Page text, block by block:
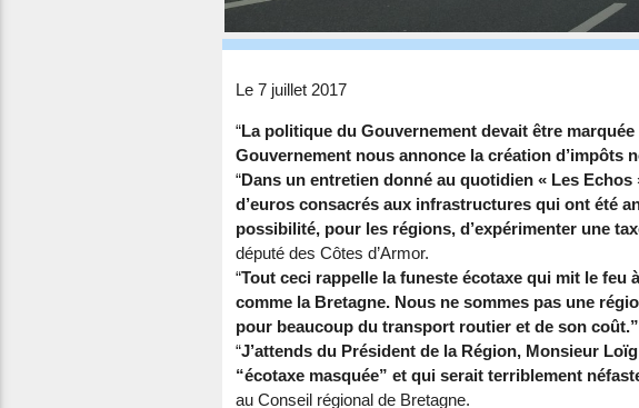
Le 7 juillet 2017
“La politique du Gouvernement devait être
Gouvernement nous annonce la création d’impôts
“Dans un entretien donné au quotidien «Les Echos
d’euros consacrés aux infrastructures qui ont été
possibilité, pour les régions, d’expérimenter une
député des Côtes d’Armor.
“Tout ceci rappelle la funeste écotaxe qui mit le feu
comme la Bretagne. Nous ne sommes pas une
pour beaucoup du transport routier et de son coût.”
“J’attends du Président de la Région, Monsieur
“écotaxe masquée” et qui serait terriblement
au Conseil régional de Bretagne.